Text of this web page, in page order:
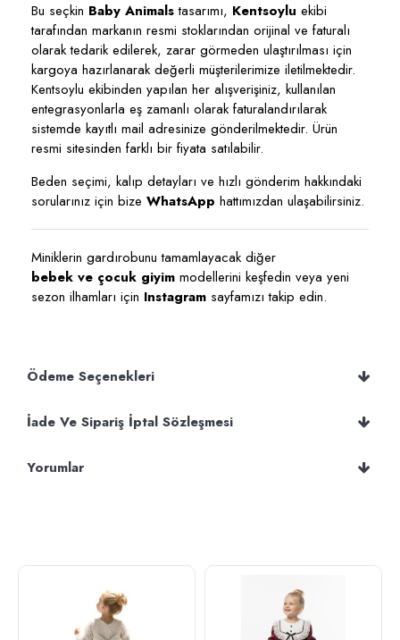
Bu seçkin Baby Animalstasarımı, Kentsoylu ekibi
tarafından markanın resmi stoklarından orijinal ve faturalı
olarak tedarik edilerek, zarar görmeden ulaştırılması için
kargoya hazırlanarak değerli müşterilerimize iletilmektedir.
Kentsoylu ekibinden yapılan her alışverişiniz, kullanılan
entegrasyonlarla eş zamanlı olarak faturalandırılarak
sistemde kayıtlı mail adresinize gönderilmektedir. Ürün
resmi sitesinden farklı bir fiyata satılabilir.
Beden seçimi, kalıp detayları ve hızlı gönderim hakkındaki
sorularınız için bize WhatsApp hattımızdan ulaşabilirsiniz.
Miniklerin gardırobunu tamamlayacak diğer
bebek ve çocuk giyim modellerini keşfedin veya yeni
sezon ilhamları için Instagram sayfamızı takip edin.
Ödeme Seçenekleri
İade Ve Sipariş İptal Sözleşmesi
Yorumlar